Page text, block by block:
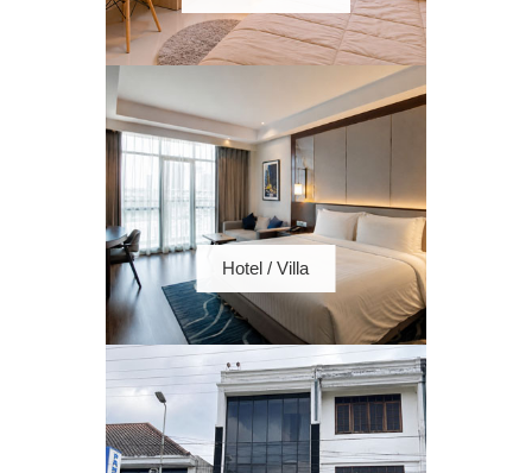
Hotel / Villa